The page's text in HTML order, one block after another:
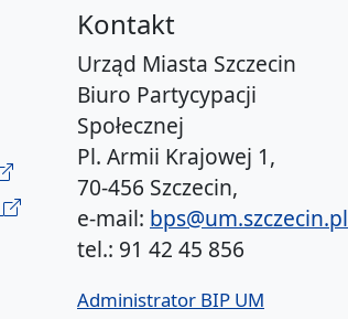
Kontakt
Urząd Miasta Szczecin
Biuro Partycypacji
Społecznej
Pl. Armii Krajowej 1,
70-456 Szczecin,
e-mail: bps@um.szczecin.pl
tel.: 91 42 45 856
Administrator BIP UM